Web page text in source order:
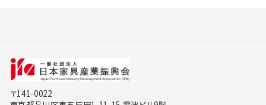
〒141-0022